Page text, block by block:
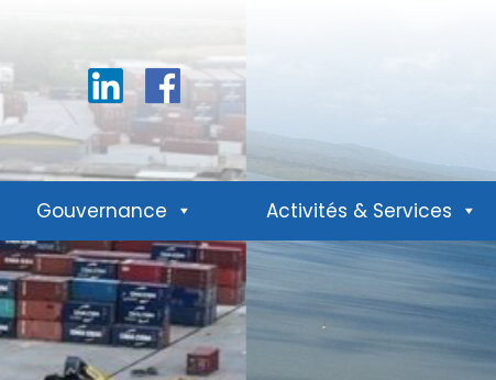
LinkedinFacebook
Gouvernance Activités & Services